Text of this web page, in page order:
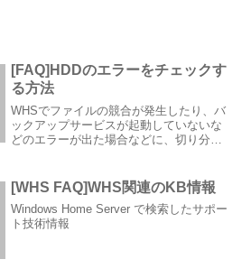
[FAQ]HDDのエラーをチェックす
る方法
WHSでファイルの競合が発生したり、バ
ックアップサービスが起動していないな
どのエラーが出た場合などに、切り分け
て、コマンドプロンプトを起動し、それ
ぞれのHDDに対して...
[WHS FAQ]WHS関連のKB情報
Windows Home Server で検索したサポー
ト技術情報